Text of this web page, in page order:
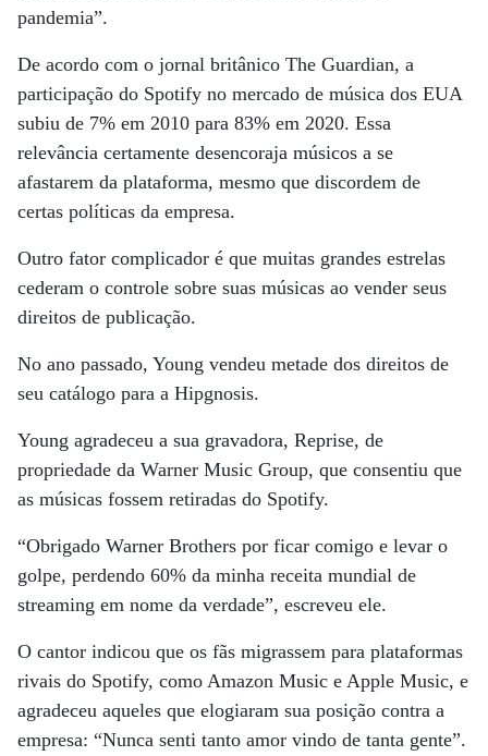
pandemia”.
De acordo com o jornal britânico The Guardian, a
participação do Spotify no mercado de música dos EUA
subiu de 7% em 2010 para 83% em 2020. Essa
relevância certamente desencoraja músicos a se
afastarem da plataforma, mesmo que discordem de
certas políticas da empresa.
Outro fator complicador é que muitas grandes estrelas
cederam o controle sobre suas músicas ao vender seus
direitos de publicação.
No ano passado, Young vendeu metade dos direitos de
seu catálogo para a Hipgnosis.
Young agradeceu a sua gravadora, Reprise, de
propriedade da Warner Music Group, que consentiu que
as músicas fossem retiradas do Spotify.
“Obrigado Warner Brothers por ficar comigo e levar o
golpe, perdendo 60% da minha receita mundial de
streaming em nome da verdade”, escreveu ele.
O cantor indicou que os fãs migrassem para plataformas
rivais do Spotify, como Amazon Music e Apple Music, e
agradeceu aqueles que elogiaram sua posição contra a
empresa: “Nunca senti tanto amor vindo de tanta gente”.